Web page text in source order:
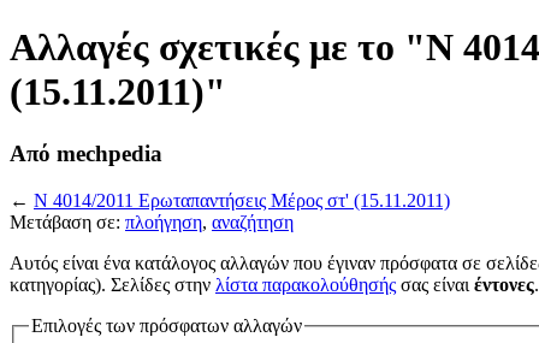
Αλλαγές σχετικές με το "Ν
(15.11.2011)"
Από mechpedia
← Ν 4014/2011 Ερωταπαντήσεις Μέρος στ' (15.11.2011)
Μετάβαση σε: πλοήγηση, αναζήτηση
Αυτός είναι ένα κατάλογος αλλαγών που έγιναν πρόσφατα σε
κατηγορίας). Σελίδες στην λίστα παρακολούθησής σας είναι έντονες.
Επιλογές των πρόσφατων αλλαγών